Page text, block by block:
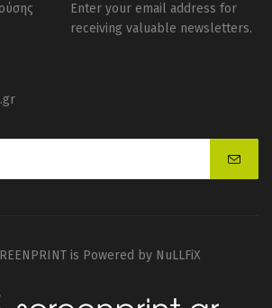
Enter your email address for
receiving valuable newsletters.
is Powered by NuLLFiX